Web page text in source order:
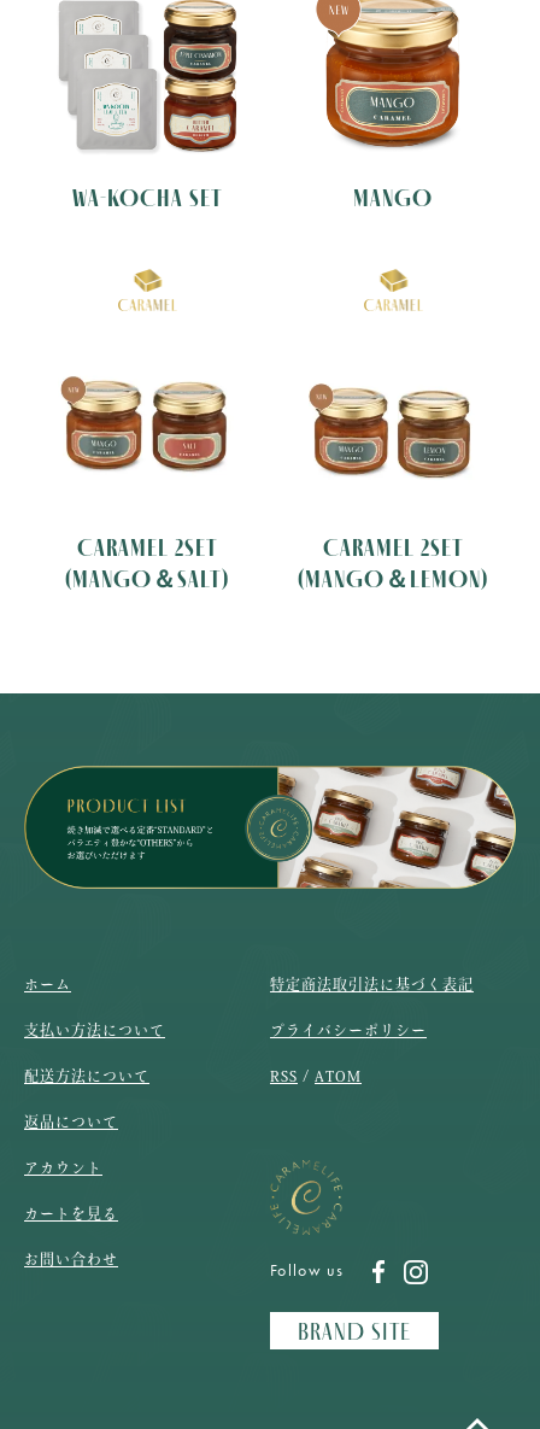
WA-KOCHA SET MANGO
CARAMEL 2SET
(MANGO＆SALT)
CARAMEL 2SET
(MANGO＆LEMON)
ホーム
支払い方法について
配送方法について
返品について
特定商法取引法に基づく表記
プライバシーポリシー
RSS / ATOM
アカウント
カートを見る
お問い合わせ
BRAND SITE